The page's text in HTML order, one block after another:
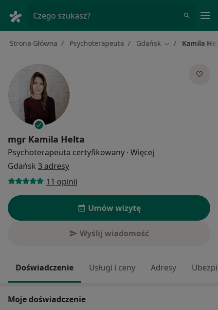
Czego szukasz?
Strona Główna Psychoterapeuta Gdańsk Zmień miasto
Kamila
mgr Kamila Helta
Psychoterapeuta certyfikowany · Więcej
Gdańsk 3 adresy
11 opinii
Umów wizytę
Wyślij wiadomość
Doświadczenie Usługi i ceny Adresy
Moje doświadczenie